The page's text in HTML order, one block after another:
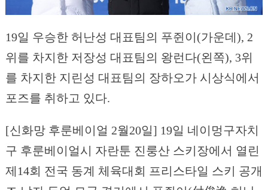
19일 우승한 허난성 대표팀의 푸쥔이(가운데), 2
위를 차지한 저장성 대표팀의 왕런다(왼쪽), 3위
를 차지한 지린성 대표팀의 장하오가 시상식에서
포즈를 취하고 있다.
[신화망 후룬베이얼 2월20일] 19일 네이멍구자치
구 후룬베이얼시 자란툰 진룽산 스키장에서 열린
제14회 전국 동계 체육대회 프리스타일 스키 공개